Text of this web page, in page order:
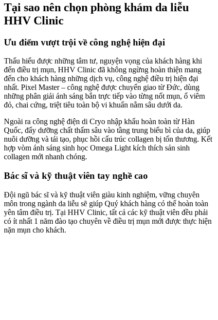
Tại sao nên chọn phòng khám da liễu
HHV Clinic
Ưu điểm vượt trội về công nghệ hiện đại
Thấu hiểu được những tâm tư, nguyện vọng của khách hàng khi
đến điều trị mụn, HHV Clinic đã không ngừng hoàn thiện mang
đến cho khách hàng những dịch vụ, công nghệ điều trị hiện đại
nhất. Pixel Master – công nghệ được chuyển giao từ Đức, dùng
những phân giải ánh sáng bắn trực tiếp vào từng nốt mụn, ổ viêm
đỏ, chai cứng, triệt tiêu toàn bộ vi khuẩn nằm sâu dưới da.
Ngoài ra công nghệ điện di Cryo nhập khẩu hoàn toàn từ Hàn
Quốc, đẩy dưỡng chất thấm sâu vào tầng trung biểu bì của da, giúp
nuôi dưỡng và tái tạo, phục hồi cấu trúc collagen bị tổn thương. Kết
hợp vòm ánh sáng sinh học Omega Light kích thích sản sinh
collagen mới nhanh chóng.
Bác sĩ và kỹ thuật viên tay nghề cao
Đội ngũ bác sĩ và kỹ thuật viên giàu kinh nghiệm, vững chuyên
môn trong ngành da liễu sẽ giúp Quý khách hàng có thể hoàn toàn
yên tâm điều trị. Tại HHV Clinic, tất cả các kỹ thuật viên đều phải
có ít nhất 1 năm đào tạo chuyên về điều trị mụn mới được thực hiện
nặn mụn cho khách.